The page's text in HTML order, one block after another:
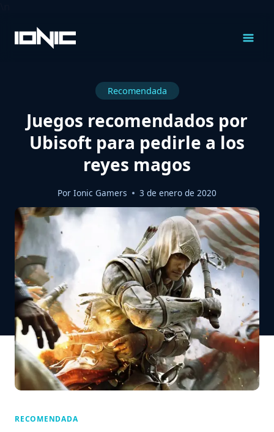
Contenido
Recomendada
Juegos recomendados por
Ubisoft para pedirle a los
reyes magos
Por Ionic Gamers 3 de enero de 2020
RECOMENDADA